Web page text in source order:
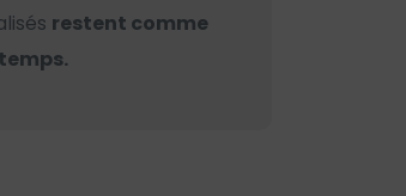
restent comme